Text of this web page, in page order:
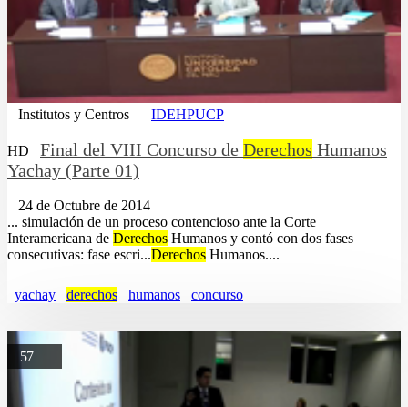
Institutos y Centros IDEHPUCP
HD Final del VIII Concurso de Derechos Humanos
Yachay (Parte 01)
24 de Octubre de 2014
... simulación de un proceso contencioso ante la Corte
Interamericana de Derechos Humanos y contó con dos fases
consecutivas: fase escri...Derechos Humanos....
yachay derechos humanos concurso
57